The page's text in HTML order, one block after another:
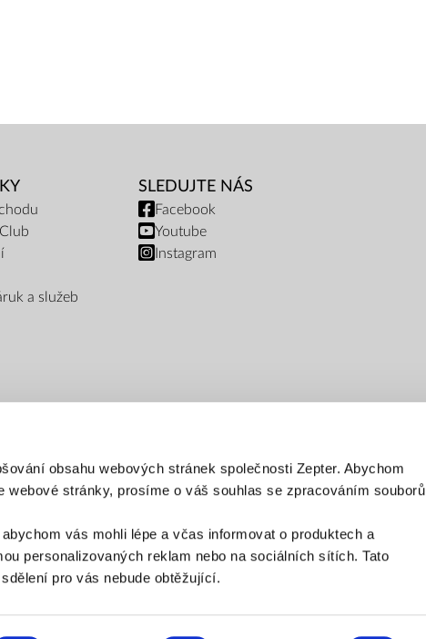
obsahu webových stránek společnosti Zepter. Abychom
webové stránky, prosíme o váš souhlas se zpracováním souborů
vás mohli lépe a včas informovat o produktech a
personalizovaných reklam nebo na sociálních sítích. Tato
pro vás nebude obtěžující.
a služeb
SLEDUJTE NÁS
Facebook
Youtube
Instagram
převodem Platba na dobírku